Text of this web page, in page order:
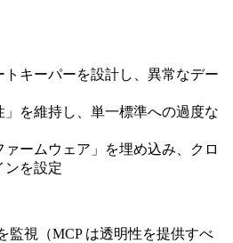
トキーパーを設計し、異常なデー
」を維持し、単一標準への過度な
ームウェア」を埋め込み、クロ
ンを設定
監視（MCP は透明性を提供すべ